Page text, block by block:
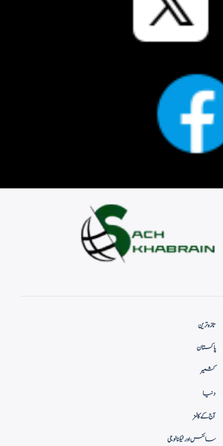
تازہ ترین
پاکستان
کشمیر
دنیا
آج کے کالمز
سائنس اور ٹیکنالوجی